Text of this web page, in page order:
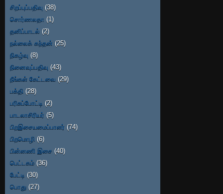
சிறப்புப்பதிவு (38)
சொர்ணலதா (1)
தனிப்பாடல் (2)
நல்லைக் கந்தன் (25)
நிகழ்வு (8)
நினைவுப்பதிவு (43)
நீங்கள் கேட்டவை (29)
பக்தி (28)
பரிசுப்போட்டி (2)
பாடலாசிரியர் (5)
பிறஇசையமைப்பாளர் (74)
பிறமொழி (6)
பின்னணி இசை (40)
பெட்டகம் (36)
பேட்டி (30)
பொது (27)